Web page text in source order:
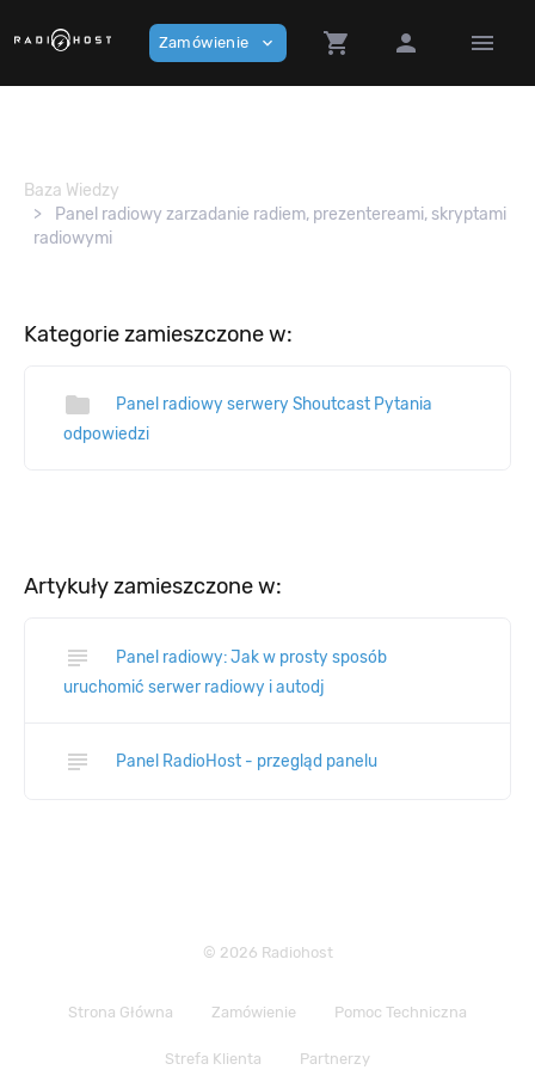
Zamówienie expand_more shopping_cart person menu
Baza Wiedzy
Panel radiowy zarzadanie radiem, prezentereami, skryptami
radiowymi
Kategorie zamieszczone w:
folder
Panel radiowy serwery Shoutcast Pytania
odpowiedzi
Artykuły zamieszczone w:
subject
Panel radiowy: Jak w prosty sposób
uruchomić serwer radiowy i autodj
subject Panel RadioHost - przegląd panelu
© 2026 Radiohost
Strona Główna Zamówienie Pomoc Techniczna
Strefa Klienta Partnerzy